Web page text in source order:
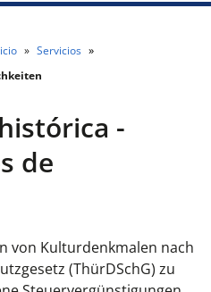
Servicios
-
de
von Kulturdenkmalen nach
(ThürDSchG) zu